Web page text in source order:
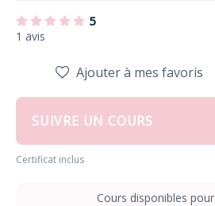
5
1 avis
Ajouter à mes favoris
SUIVRE UN COURS
Certificat inclus
Cours disponibles pour